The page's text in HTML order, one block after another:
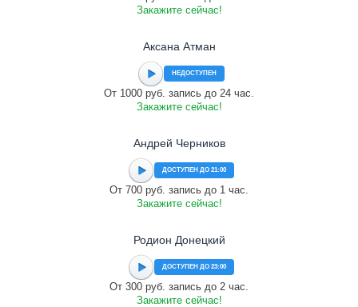
Закажите сейчас!
Аксана Атман
НЕДОСТУПЕН
От 1000 руб. запись до 24 час.
Закажите сейчас!
Андрей Черников
ДОСТУПЕН ДО 21:00
От 700 руб. запись до 1 час.
Закажите сейчас!
Родион Донецкий
ДОСТУПЕН ДО 23:00
От 300 руб. запись до 2 час.
Закажите сейчас!